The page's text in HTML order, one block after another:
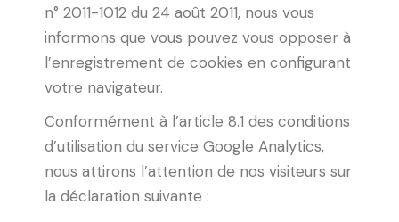
n° 2011-1012 du 24 août 2011, nous vous
informons que vous pouvez vous opposer à
l’enregistrement de cookies en configurant
votre navigateur.
Conformément à l’article 8.1 des conditions
d’utilisation du service Google Analytics,
nous attirons l’attention de nos visiteurs sur
la déclaration suivante :